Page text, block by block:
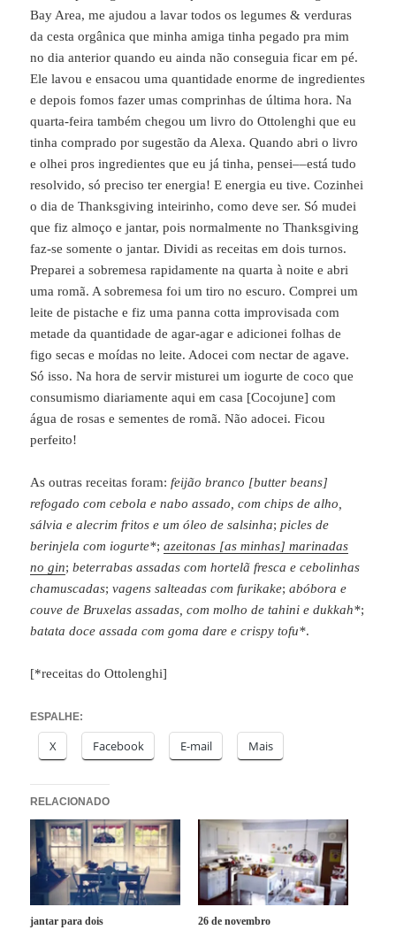
Bay Area, me ajudou a lavar todos os legumes & verduras
da cesta orgânica que minha amiga tinha pegado pra mim
no dia anterior quando eu ainda não conseguia ficar em pé.
Ele lavou e ensacou uma quantidade enorme de ingredientes
e depois fomos fazer umas comprinhas de última hora. Na
quarta-feira também chegou um livro do Ottolenghi que eu
tinha comprado por sugestão da Alexa. Quando abri o livro
e olhei pros ingredientes que eu já tinha, pensei––está tudo
resolvido, só preciso ter energia! E energia eu tive. Cozinhei
o dia de Thanksgiving inteirinho, como deve ser. Só mudei
que fiz almoço e jantar, pois normalmente no Thanksgiving
faz-se somente o jantar. Dividi as receitas em dois turnos.
Preparei a sobremesa rapidamente na quarta à noite e abri
uma romã. A sobremesa foi um tiro no escuro. Comprei um
leite de pistache e fiz uma panna cotta improvisada com
metade da quantidade de agar-agar e adicionei folhas de
figo secas e moídas no leite. Adocei com nectar de agave.
Só isso. Na hora de servir misturei um iogurte de coco que
consumismo diariamente aqui em casa [Cocojune] com
água de rosas e sementes de romã. Não adocei. Ficou
perfeito!
As outras receitas foram:feijão branco [butter beans]
refogado com cebola e nabo assado, com chips de alho,
sálvia e alecrim fritos e um óleo de salsinha;picles de
berinjela com iogurte*;azeitonas [as minhas] marinadas
no gin;beterrabas assadas com hortelã fresca e cebolinhas
chamuscadas;vagens salteadas com furikake;abóbora e
couve de Bruxelas assadas, com molho de tahini e dukkah*;
batata doce assada com goma dare e crispy tofu*.
[*receitas do Ottolenghi]
ESPALHE:
X Facebook E-mail Mais
RELACIONADO
jantar para dois 26 de novembro